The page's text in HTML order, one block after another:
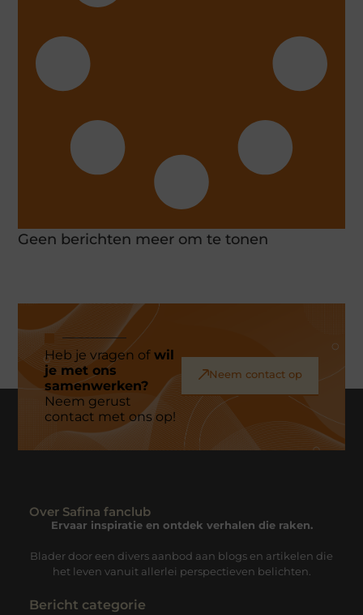
Geen berichten meer om te tonen
Heb je vragen ofwil
je met ons
samenwerken?
Neem gerust
contact met ons op!
Neem contact op
Over Safina fanclub
Ervaar inspiratie en ontdek verhalen die raken.
Blader door een divers aanbod aan blogs en artikelen die
het leven vanuit allerlei perspectieven belichten.
Bericht categorie